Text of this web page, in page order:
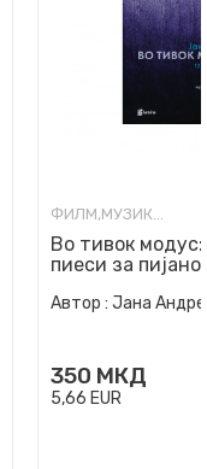
ФИЛМ,МУЗИКА,ОПЕРА И ТЕАТАР
Во тивок модус:
пиеси за пијано
Автор : Јана
350 МКД
5,66 EUR